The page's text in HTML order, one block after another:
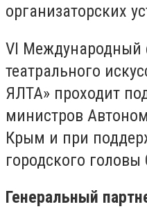
организаторских
VI Международный
театрального
ЯЛТА» проходит
министров
Крым и при
городского
Генеральный